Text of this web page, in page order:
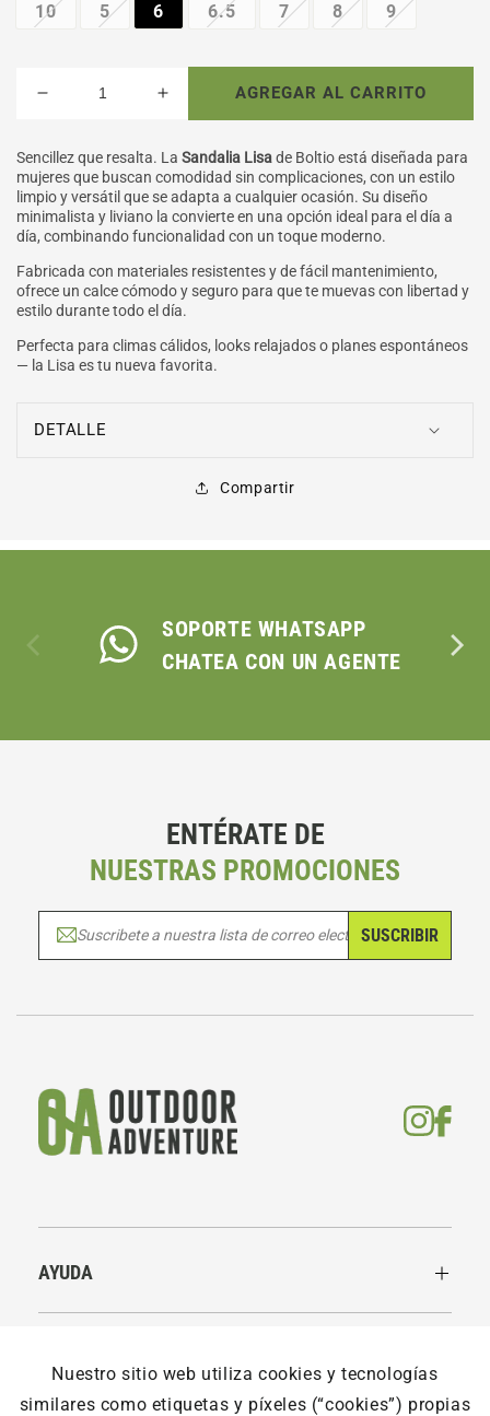
10 5 6 6.5 7 8 9
Reducir
para
SANDALIA
MUJER
LISA
/
BOLTIO
Aumentar
cantidad
para
SANDALIA
MUJER
LISA
/
BOLTIO
AGREGAR AL CARRITO
Sencillez que resalta. La Sandalia Lisade Boltio está diseñada para
mujeres que buscan comodidad sin complicaciones, con un estilo
limpio y versátil que se adapta a cualquier ocasión. Su diseño
minimalista y liviano la convierte en una opción ideal para el día a
día, combinando funcionalidad con un toque moderno.
Fabricada con materiales resistentes y de fácil mantenimiento,
ofrece un calce cómodo y seguro para que te muevas con libertad y
estilo durante todo el día.
Perfecta para climas cálidos, looks relajados o planes espontáneos
— la Lisa es tu nueva favorita.
DETALLE
Compartir
SOPORTE WHATSAPP
CHATEA CON UN AGENTE
ENTÉRATE DE
NUESTRAS PROMOCIONES
Suscribete a nuestra lista de correo electrónicoSUSCRIBIR
AYUDA
Nuestro sitio web utiliza cookies y tecnologías
similares como etiquetas y píxeles (“cookies”) propias